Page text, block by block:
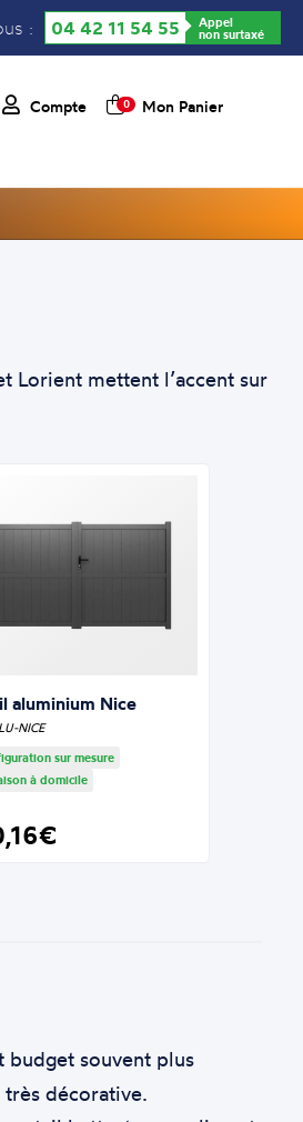
: 04 42 11 54 55 Appel
non surtaxé
Compte 0 Mon Panier
Lorient mettent l’accent sur
aluminium Nice
NICE
sur mesure
à domicile
souvent plus
décorative.